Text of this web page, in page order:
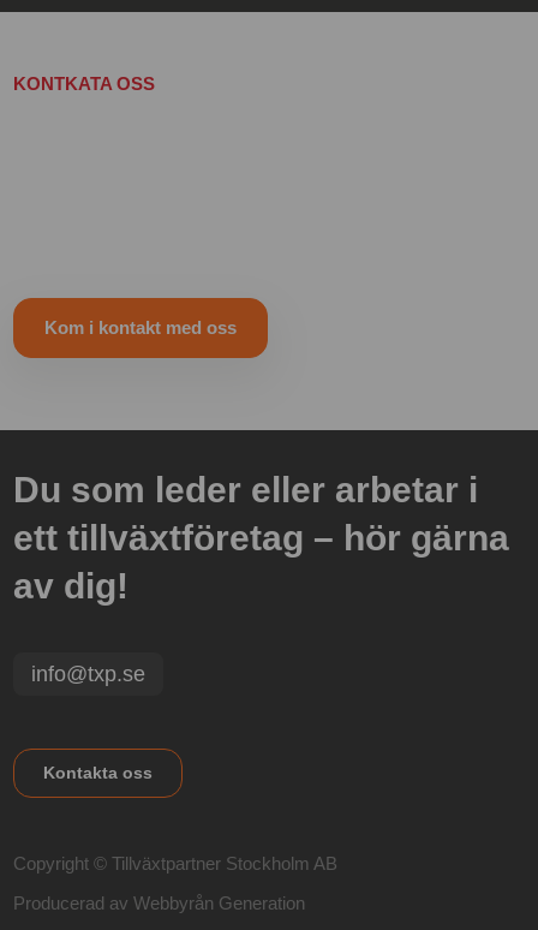
KONTKATA OSS
Kom i kontakt med oss
Du som leder eller arbetar i
ett tillväxtföretag – hör gärna
av dig!
info@txp.se
Kontakta oss
Copyright © Tillväxtpartner Stockholm AB
Producerad avWebbyrån Generation